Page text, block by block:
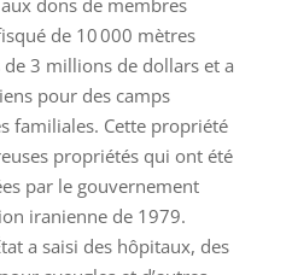
dons de membres
de 10 000 mètres
de 3 millions de dollars et a
pour des camps
familiales. Cette propriété
propriétés qui ont été
par le gouvernement
iranienne de 1979.
a saisi des hôpitaux, des